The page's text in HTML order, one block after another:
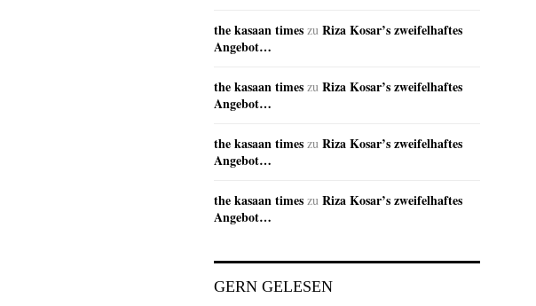
the kasaan times zu Riza Kosar’s zweifelhaftes
Angebot…
the kasaan times zu Riza Kosar’s zweifelhaftes
Angebot…
the kasaan times zu Riza Kosar’s zweifelhaftes
Angebot…
the kasaan times zu Riza Kosar’s zweifelhaftes
Angebot…
GERN GELESEN